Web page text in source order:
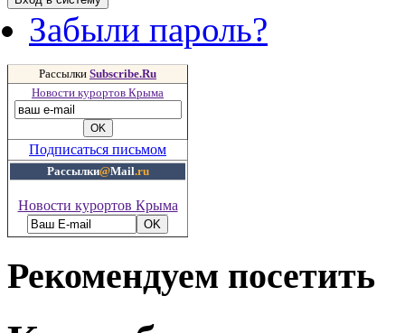
Забыли пароль?
Рассылки Subscribe.Ru
Новости курортов Крыма
Подписаться письмом
Рассылки@Mail.ru
Новости курортов Крыма
Рекомендуем посетить